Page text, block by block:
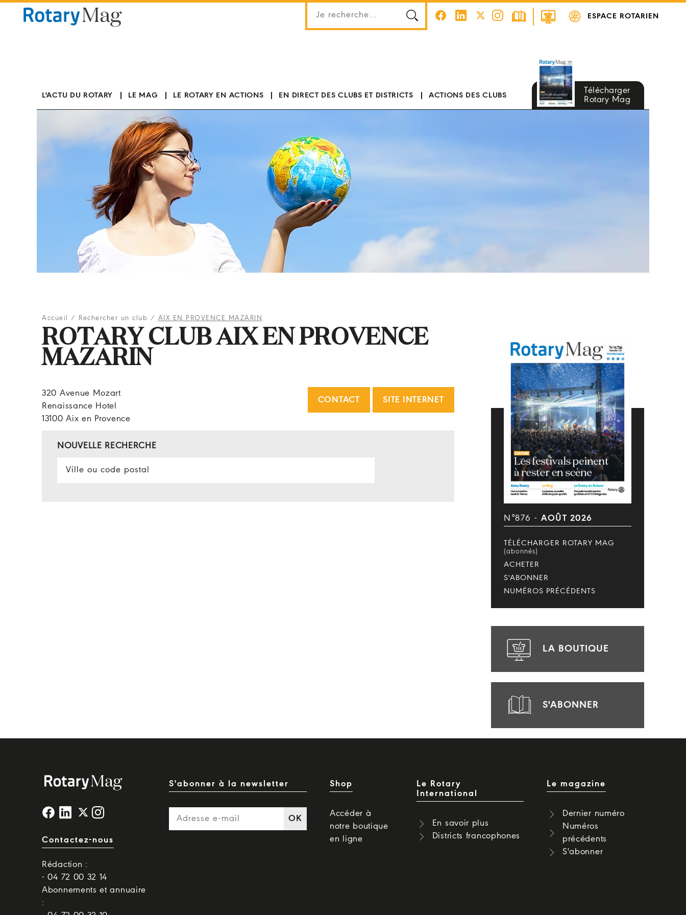
ESPACE ROTARIEN
L'ACTU DU ROTARY LE MAG LE ROTARY EN ACTIONS EN DIRECT DES CLUBS ET DISTRICTS ACTIONS DES CLUBS
Télécharger
Rotary Mag
Accueil / Rechercher un club / AIX EN PROVENCE MAZARIN
ROTARY CLUB AIX EN PROVENCE
MAZARIN
320 Avenue Mozart
Renaissance Hotel
13100 Aix en Provence
CONTACT SITE INTERNET
NOUVELLE RECHERCHE
N°876 - AOÛT 2026
TÉLÉCHARGER ROTARY MAG
(abonnés)
ACHETER
S'ABONNER
NUMÉROS PRÉCÉDENTS
LA BOUTIQUE
S'ABONNER
Contactez-nous
Rédaction :
- 04 72 00 32 14
Abonnements et annuaire
:
S'abonner à la newsletter
OK
Shop
Accéder à
notre boutique
en ligne
Le Rotary
International
En savoir plus
Districts francophones
Le magazine
Dernier numéro
Numéros
précédents
S'abonner
Panneau de gestion des cookies